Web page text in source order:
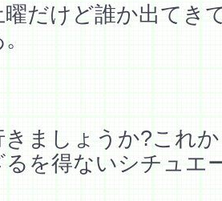
曜だけど誰か出てき
きましょうか?これ
るを得ないシチュエ